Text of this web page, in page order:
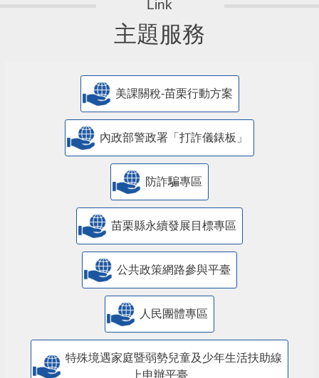
主題服務
美課關稅-苗栗行動方案
內政部警政署「打詐儀錶板」
防詐騙專區
苗栗縣永續發展目標專區
公共政策網路參與平臺
人民團體專區
特殊境遇家庭暨弱勢兒童及少年生活扶助線
上申辦平臺